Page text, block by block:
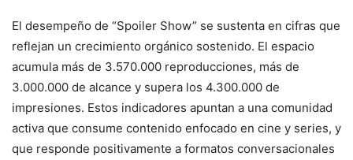
El desempeño de “Spoiler Show” se sustenta en cifras que
reflejan un crecimiento orgánico sostenido. El espacio
acumula más de 3.570.000 reproducciones, más de
3.000.000 de alcance y supera los 4.300.000 de
impresiones. Estos indicadores apuntan a una comunidad
activa que consume contenido enfocado en cine y series, y
que responde positivamente a formatos conversacionales